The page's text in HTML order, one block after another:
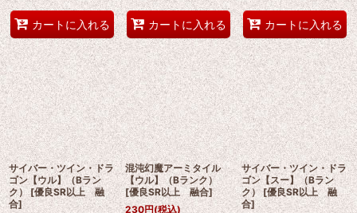
カートに入れる カートに入れる カートに入れる
サイバー・ツイン・ドラ
ゴン【ウル】（Bラン
ク） [優良SR以上 融
合]
混沌幻魔アーミタイル
【ウル】（Bランク）
[優良SR以上 融合]
230円(税込)
サイバー・ツイン・ドラ
ゴン【スー】（Bラン
ク） [優良SR以上 融
合]